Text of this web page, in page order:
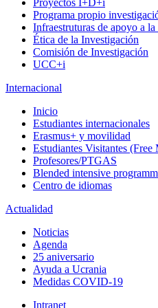
Proyectos I+D+i
Programa propio
Infraestruturas de apoyo a
Ética de la Investigación
Comisión de Investigación
UCC+i
Internacional
Inicio
Estudiantes internacionales
Erasmus+ y movilidad
Estudiantes Visitantes (Free
Profesores/PTGAS
Blended intensive
Centro de idiomas
Actualidad
Noticias
Agenda
25 aniversario
Ayuda a Ucrania
Medidas COVID-19
Intranet